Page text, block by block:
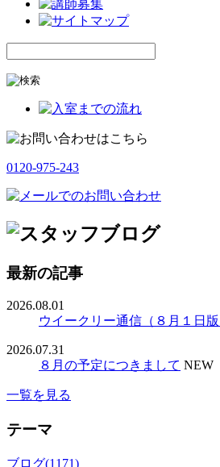
0120-975-243
最新の記事
2026.08.01
ウイークリー通信（８月１日版
2026.07.31
８月の予定につきまして NEW
一覧を見る
テーマ
ブログ(1171)